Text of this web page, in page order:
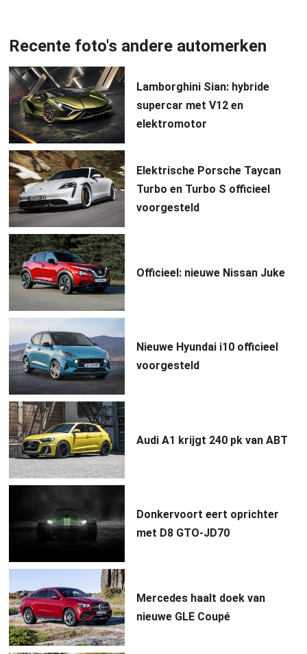
Recente foto's andere automerken
Lamborghini Sian: hybride
supercar met V12 en
elektromotor
Elektrische Porsche Taycan
Turbo en Turbo S officieel
voorgesteld
Officieel: nieuwe Nissan Juke
Nieuwe Hyundai i10 officieel
voorgesteld
Audi A1 krijgt 240 pk van ABT
Donkervoort eert oprichter
met D8 GTO-JD70
Mercedes haalt doek van
nieuwe GLE Coupé